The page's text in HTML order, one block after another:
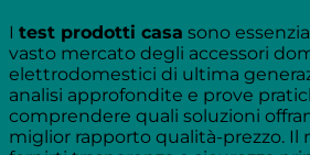
I test prodotti casa sono
vasto mercato degli accessori
elettrodomestici di ultima
analisi approfondite e prove
comprendere quali soluzioni
miglior rapporto qualità-prezzo. Il